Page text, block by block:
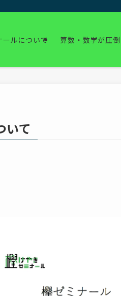
ールについて 算数・数学が圧
いて